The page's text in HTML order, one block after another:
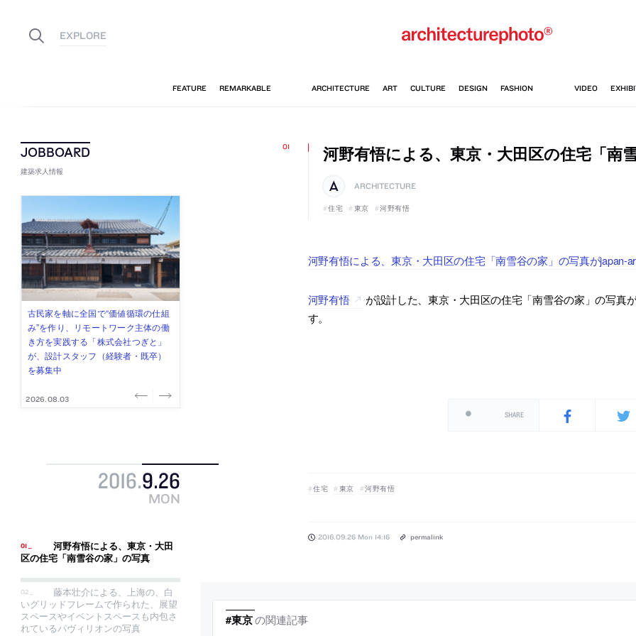
建築求人情報
佐々木慧が主宰する「axonometric株
式会社」が、設計スタッフ（経験
者・既卒・2027年新卒）を募集中
2026.08.07
古民家を軸に全国で“価値循環の仕組
み”を作り、リモートワーク主体の働
き方を実践する「株式会社つぎと」
が、設計スタッフ（経験者・既卒）
を募集中
2026.08.03
リノベる株式会社が、設計パートナ
ー (業務委託) を募集中
2026.08.03
社会への影響力のある建築を手掛
け、スタッフ同士で助け合う環境づ
くりも行う「E.A.S.T.architects」
が、設計スタッフ（経験者・既卒・
2027年新卒）を募集中
2026.07.31
代官山を拠点に活動する「梅澤竜也 /
ALA INC.」が、設計スタッフ・アル
バイト・事務職を募集中
2026.07.30
2016.9.26
MON
河野有悟による、東京・大田
区の住宅「南雪谷の家」の写真
藤本壮介による、上海の、白
いグリッドフレームで作られた、展望
スペースやイベントスペースも内包さ
れているパヴィリオンの写真
河野有悟による、東京・大田区の住宅「南
ARCHITECTURE
住宅 東京 河野有悟
河野有悟による、東京・大田区の住宅「南雪谷の家」の写真がjapan-
河野有悟
が設計した、東京・大田区の住宅「南雪谷の家」の写真
す。
SHARE
住宅 東京 河野有悟
2016.09.26 Mon 14:16 permalink
#東京の関連記事